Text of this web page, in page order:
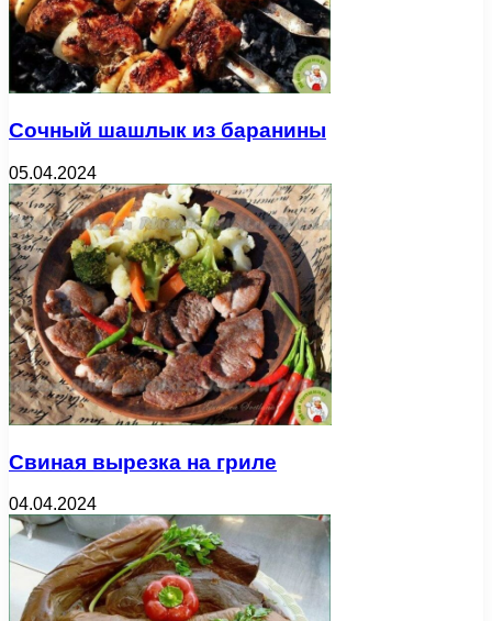
Сочный шашлык из баранины
05.04.2024
Свиная вырезка на гриле
04.04.2024